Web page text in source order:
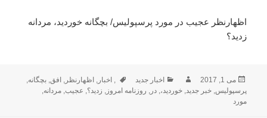
اظهارنظر عجیب در مورد پرسپولیس/ بچگانه خوردید، مردانه
زدید؟
ارسال
شده
در
می 1, 2017 نویسندهدسته‌ها
اخبار جدید برچسب‌ها, اخبار, اظهارنظر, افق,بچگانه,
پرسپولیس,خبر جدید,خوردید،,در, روزنامه امروز, زدید؟, عجیب,مردانه,
مورد